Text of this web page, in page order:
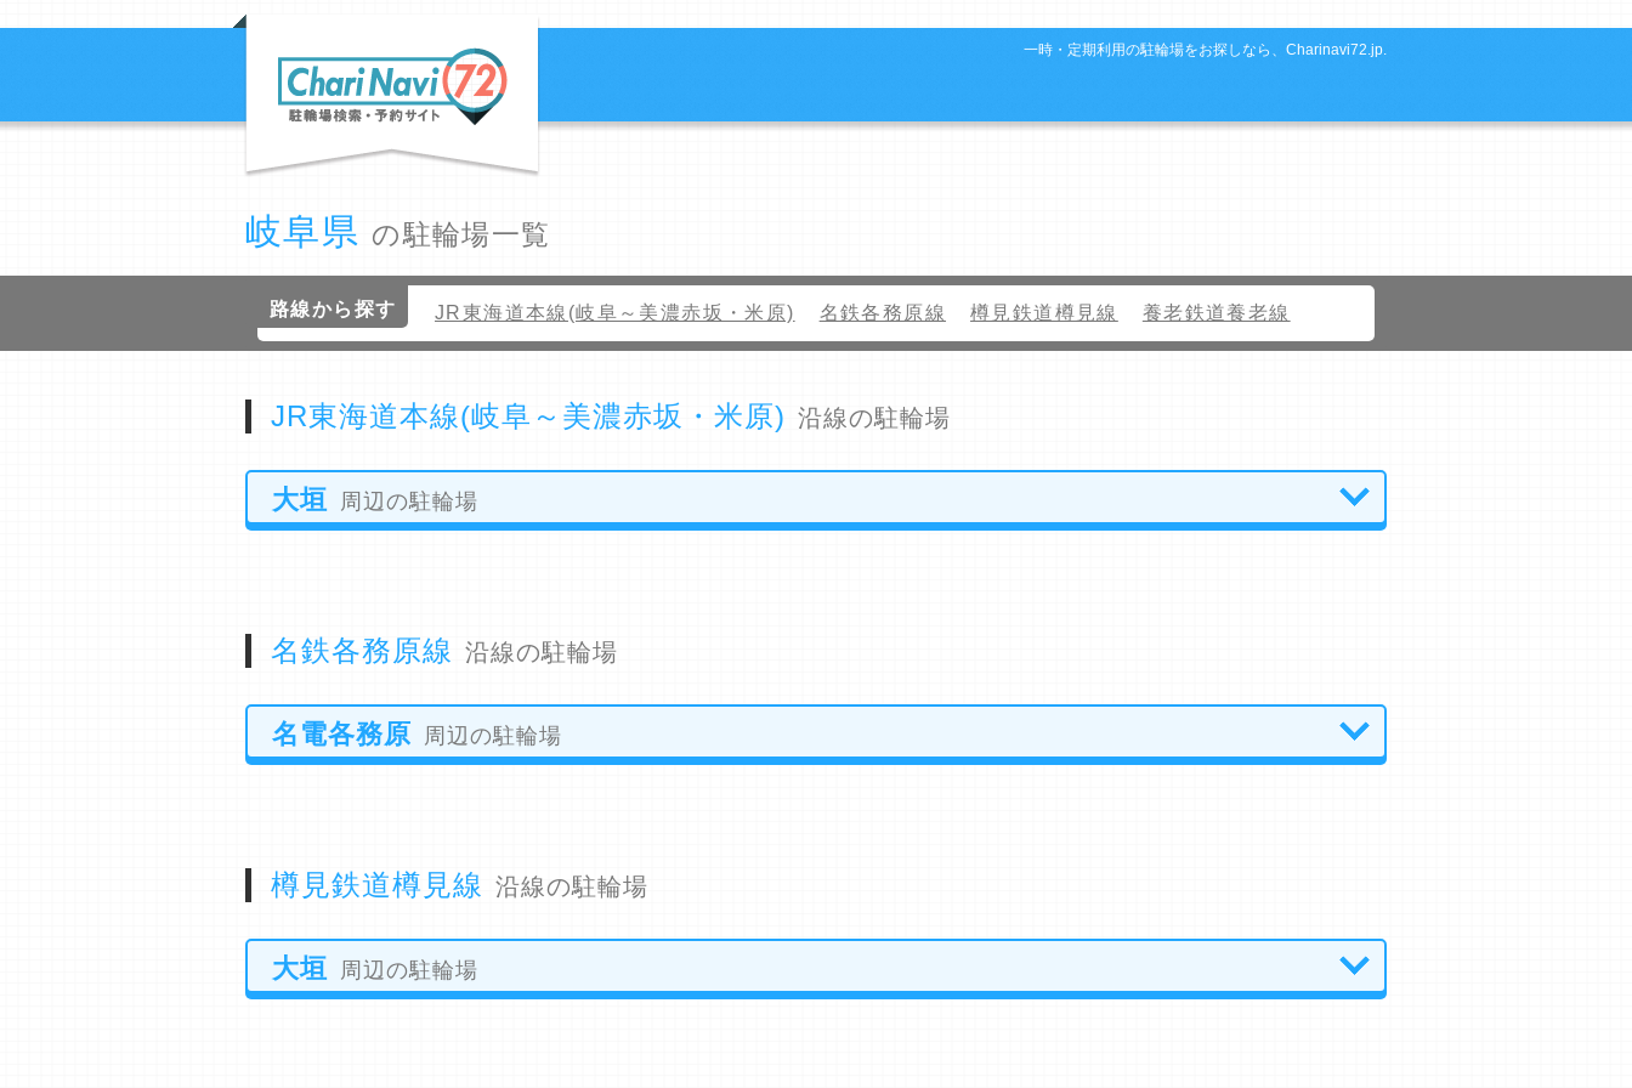
一時・定期利用の駐輪場をお探しなら、Charinavi72.jp.
岐阜県 の駐輪場一覧
路線から探す JR東海道本線(岐阜～美濃赤坂・米原) 名鉄各務原線 樽見鉄道樽見線 養老鉄道養老線
JR東海道本線(岐阜～美濃赤坂・米原) 沿線の駐輪場
大垣 周辺の駐輪場
名鉄各務原線 沿線の駐輪場
名電各務原 周辺の駐輪場
樽見鉄道樽見線 沿線の駐輪場
大垣 周辺の駐輪場